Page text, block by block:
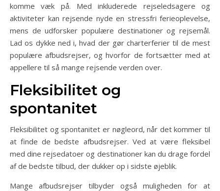
komme væk på. Med inkluderede rejseledsagere og
aktiviteter kan rejsende nyde en stressfri ferieoplevelse,
mens de udforsker populære destinationer og rejsemål.
Lad os dykke ned i, hvad der gør charterferier til de mest
populære afbudsrejser, og hvorfor de fortsætter med at
appellere til så mange rejsende verden over.
Fleksibilitet og
spontanitet
Fleksibilitet og spontanitet er nøgleord, når det kommer til
at finde de bedste afbudsrejser. Ved at være fleksibel
med dine rejsedatoer og destinationer kan du drage fordel
af de bedste tilbud, der dukker op i sidste øjeblik.
Mange afbudsrejser tilbyder også muligheden for at